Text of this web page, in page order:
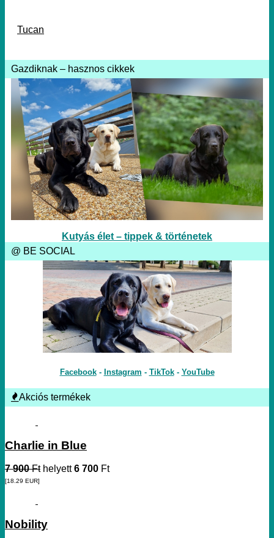
Tucan
Gazdiknak – hasznos cikkek
Kutyás élet – tippek & történetek
@ BE SOCIAL
Facebook- Instagram - TikTok- YouTube
Akciós termékek
Charlie in Blue
7 900 Fthelyett6 700 Ft
[18.29 EUR]
Nobility